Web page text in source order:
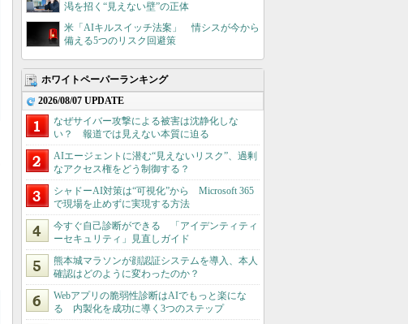
渇を招く“見えない壁”の正体
米「AIキルスイッチ法案」 情シスが今から
備える5つのリスク回避策
ホワイトペーパーランキング
2026/08/07 UPDATE
なぜサイバー攻撃による被害は沈静化しな
い？ 報道では見えない本質に迫る
AIエージェントに潜む“見えないリスク”、過剰
なアクセス権をどう制御する？
シャドーAI対策は“可視化”から Microsoft 365
で現場を止めずに実現する方法
今すぐ自己診断ができる 「アイデンティティ
ーセキュリティ」見直しガイド
熊本城マラソンが顔認証システムを導入、本人
確認はどのように変わったのか？
Webアプリの脆弱性診断はAIでもっと楽にな
る 内製化を成功に導く3つのステップ